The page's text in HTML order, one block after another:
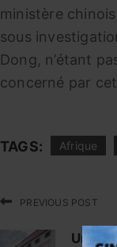
ministère
sous
Dong, n’étant
concerné par
TAGS: Afrique
PREVIOUS POST
Un